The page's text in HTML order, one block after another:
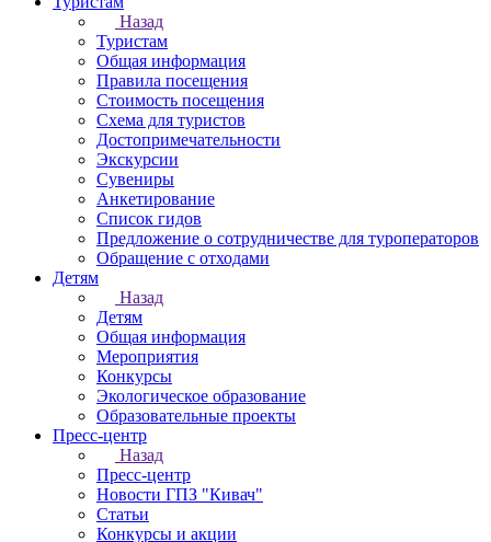
Назад
Туристам
Общая информация
Правила посещения
Стоимость посещения
Схема для туристов
Достопримечательности
Экскурсии
Сувениры
Анкетирование
Список гидов
Предложение о сотрудничестве для туроператоров
Обращение с отходами
Детям
Назад
Детям
Общая информация
Мероприятия
Конкурсы
Экологическое образование
Образовательные проекты
Пресс-центр
Назад
Пресс-центр
Новости ГПЗ "Кивач"
Статьи
Конкурсы и акции